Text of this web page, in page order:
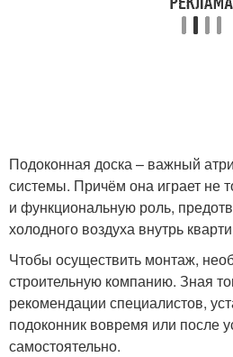
Подоконная доска – важный
системы. Причём она играет не
и функциональную роль,
холодного воздуха внутрь
Чтобы осуществить монтаж,
строительную компанию. Зная
рекомендации специалистов,
подоконник вовремя или после
самостоятельно.